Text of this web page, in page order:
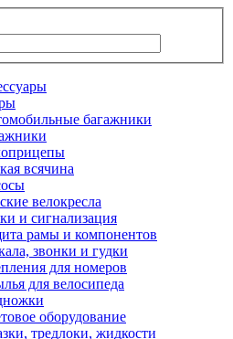
багажники
всячина
велокресла
и сигнализация
рамы и компонентов
звонки и гудки
для номеров
для велосипеда
оборудование
тредлоки, жидкости